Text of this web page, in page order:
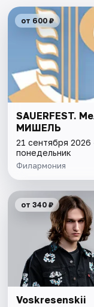
от 600 ₽
SAUERFEST.
МИШЕЛЬ
21 сентября 2026
понедельник
Филармония
от 340 ₽
Voskresenskii